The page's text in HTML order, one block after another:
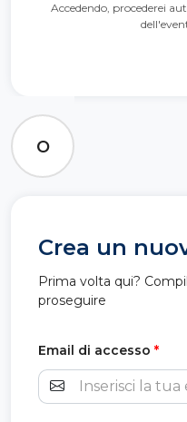
Accedendo, procederei
O
Crea un
Prima volta qui?
proseguire
Email di accesso *